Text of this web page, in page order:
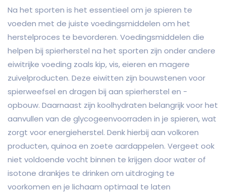
Na het sporten is het essentieel om je spieren te
voeden met de juiste voedingsmiddelen om het
herstelproces te bevorderen. Voedingsmiddelen die
helpen bij spierherstel na het sporten zijn onder andere
eiwitrijke voeding zoals kip, vis, eieren en magere
zuivelproducten. Deze eiwitten zijn bouwstenen voor
spierweefsel en dragen bij aan spierherstel en -
opbouw. Daarnaast zijn koolhydraten belangrijk voor het
aanvullen van de glycogeenvoorraden in je spieren, wat
zorgt voor energieherstel. Denk hierbij aan volkoren
producten, quinoa en zoete aardappelen. Vergeet ook
niet voldoende vocht binnen te krijgen door water of
isotone drankjes te drinken om uitdroging te
voorkomen en je lichaam optimaal te laten